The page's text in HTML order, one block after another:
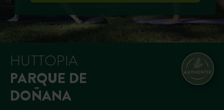
HUTTOPIA
PARQUE DE
DOÑANA